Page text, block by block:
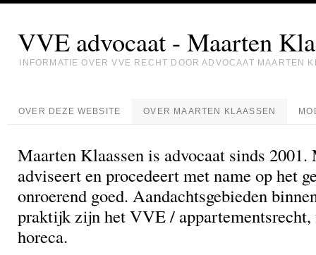
VVE advocaat - Maarten
INFORMATIE OVER VVE RECHT DOOR ADVOCAAT MAARTEN
OVER DEZE WEBSITE OVER MAARTEN KLAASSEN
Maarten Klaassen is advocaat sinds 2001.
adviseert en procedeert met name op het
onroerend goed. Aandachtsgebieden
praktijk zijn het VVE / appartementsrecht,
horeca.